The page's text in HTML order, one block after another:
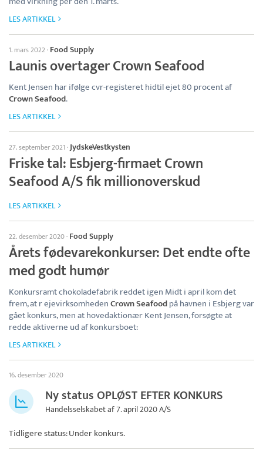
LES ARTIKKEL
1. mars 2022· Food Supply
Launis overtager Crown Seafood
Kent Jensen har ifølge cvr-registeret hidtil ejet 80 procent af
Crown Seafood.
LES ARTIKKEL
27. september 2021·JydskeVestkysten
Friske tal: Esbjerg-firmaet Crown
Seafood A/S fik millionoverskud
LES ARTIKKEL
22. desember 2020· Food Supply
Årets fødevarekonkurser: Det endte ofte
med godt humør
Konkursramt chokoladefabrik reddet igen Midt i april kom det
frem, at r ejevirksomhedenCrown Seafoodpå havnen i Esbjerg var
gået konkurs, men at hovedaktionær Kent Jensen, forsøgte at
redde aktiverne ud af konkursboet:
LES ARTIKKEL
16. desember 2020
Ny status OPLØST EFTER KONKURS
Handelsselskabet af 7. april 2020 A/S
Tidligere status: Under konkurs.